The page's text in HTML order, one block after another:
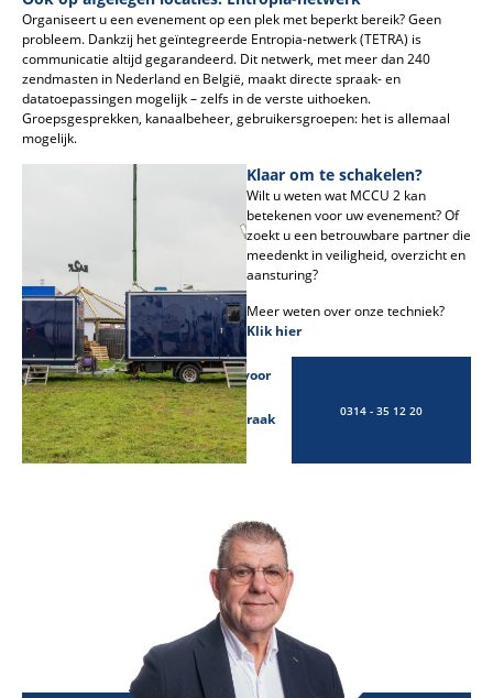
Organiseert u een evenement op een plek met beperkt bereik? Geen
probleem. Dankzij het geïntegreerde Entropia-netwerk (TETRA) is
communicatie altijd gegarandeerd. Dit netwerk, met meer dan 240
zendmasten in Nederland en België, maakt directe spraak- en
datatoepassingen mogelijk – zelfs in de verste uithoeken.
Groepsgesprekken, kanaalbeheer, gebruikersgroepen: het is allemaal
mogelijk.
Klaar om te schakelen?
Wilt u weten wat MCCU 2 kan
betekenen voor uw evenement? Of
zoekt u een betrouwbare partner die
meedenkt in veiligheid, overzicht en
aansturing?
Meer weten over onze techniek?
Klik hier
0314 - 35 12 20
Bel voor
een
afspraak
met